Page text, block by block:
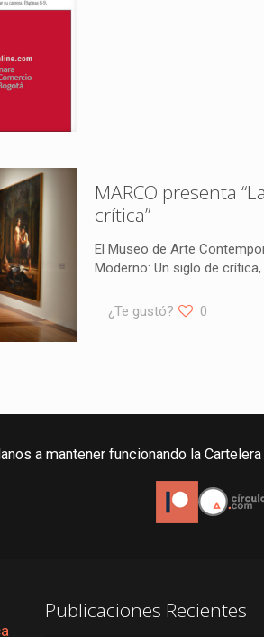
MARCO presenta
crítica”
El Museo de Arte
Moderno: Un siglo de
¿Te gustó? 0
a mantener funcionando la
Publicaciones Recientes